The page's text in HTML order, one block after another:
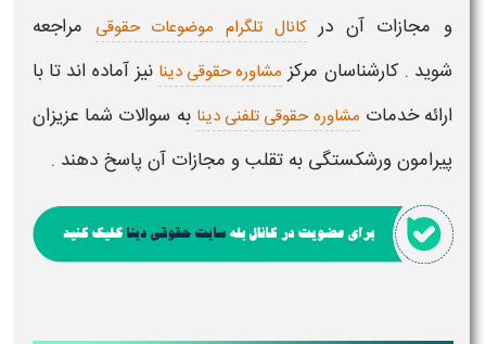
و مجازات آن درکانال تلگرام موضوعات حقوقی مراجعه
شوید . کارشناسان مرکز مشاوره حقوقی دینا نیز آماده اند تا با
ارائه خدمات مشاوره حقوقی تلفنی دینا به سوالات شما عزیزان
پیرامونورشکستگی به تقلب و مجازات آنپاسخ دهند .